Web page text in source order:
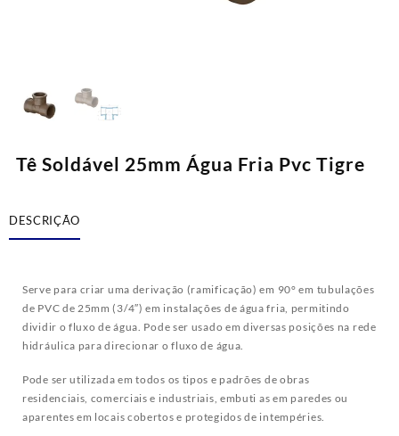
Tê Soldável 25mm Água Fria Pvc Tigre
DESCRIÇÃO
Serve para criar uma derivação (ramificação) em 90° em tubulações
de PVC de 25mm (3/4″) em instalações de água fria, permitindo
dividir o fluxo de água. Pode ser usado em diversas posições na rede
hidráulica para direcionar o fluxo de água.
Pode ser utilizada em todos os tipos e padrões de obras
residenciais, comerciais e industriais, embuti as em paredes ou
aparentes em locais cobertos e protegidos de intempéries.